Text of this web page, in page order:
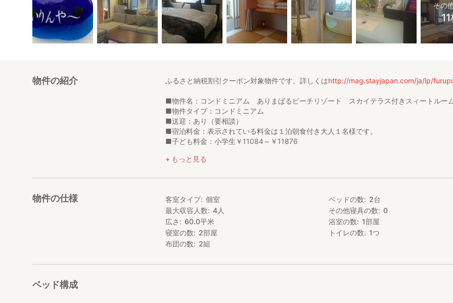
その
物件の紹介 ふるさと納税割引クーポン対象物件です。詳しくはhttp://mag.stayjapan.com/ja/lp/
■物件名：コンドミニアム ありまばるビーチリゾート スカイテラス付きスィートルー
■物件タイプ：コンドミニアム
■送迎：あり（要相談）
■宿泊料金：表示されている料金は１泊朝食付き大人１名様です。
■子ども料金：小学生￥11084～￥11876
フルオープンサッシで180°のオーシャンビューと潮風を感じて頂けます！青い空と青い海
まれるスカイテラス♪満点の星空をご堪能下さい。ジェットバスに入りながら海を望むこと
す！
もっと見る
物件の仕様 客室タイプ 個室
最大収容人数
4人
広さ
60.0平米
寝室の数
2部屋
布団の数
2組
ベッドの数 2台
その他寝具の数
0
浴室の数
1部屋
トイレの数
1つ
ベッド構成